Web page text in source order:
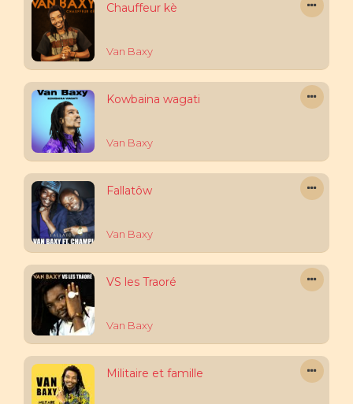
Chauffeur kè
Van Baxy
Kowbaina wagati
Van Baxy
Fallatôw
Van Baxy
VS les Traoré
Van Baxy
Militaire et famille